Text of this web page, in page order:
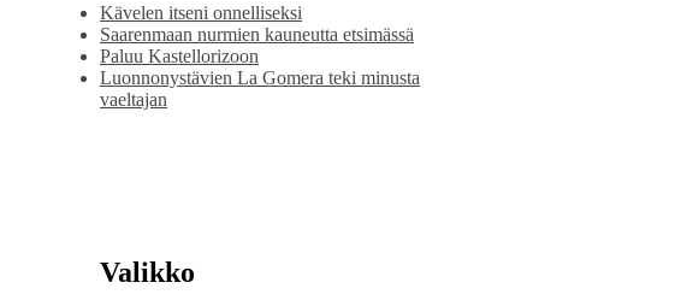
Kävelen itseni onnelliseksi
Saarenmaan nurmien kauneutta etsimässä
Paluu Kastellorizoon
Luonnonystävien La Gomera teki minusta
vaeltajan
Valikko